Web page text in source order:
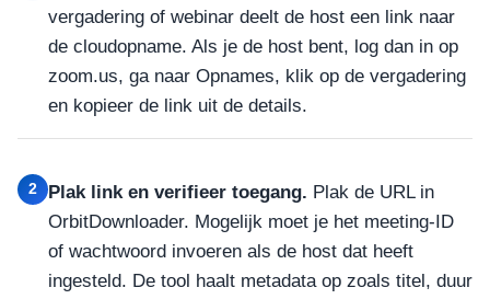
vergadering of webinar deelt de host een link naar
de cloudopname. Als je de host bent, log dan in op
zoom.us, ga naar Opnames, klik op de vergadering
en kopieer de link uit de details.
2 Plak link en verifieer toegang. Plak de URL in
OrbitDownloader. Mogelijk moet je het meeting-ID
of wachtwoord invoeren als de host dat heeft
ingesteld. De tool haalt metadata op zoals titel, duur